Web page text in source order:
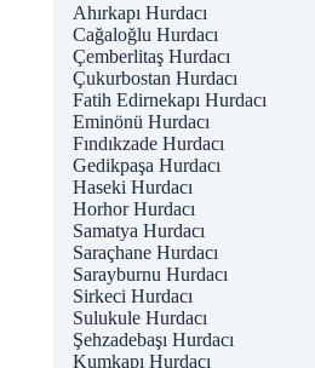
Ahırkapı Hurdacı
Cağaloğlu Hurdacı
Çemberlitaş Hurdacı
Çukurbostan Hurdacı
Fatih Edirnekapı Hurdacı
Eminönü Hurdacı
Fındıkzade Hurdacı
Gedikpaşa Hurdacı
Haseki Hurdacı
Horhor Hurdacı
Samatya Hurdacı
Saraçhane Hurdacı
Sarayburnu Hurdacı
Sirkeci Hurdacı
Sulukule Hurdacı
Şehzadebaşı Hurdacı
Kumkapı Hurdacı